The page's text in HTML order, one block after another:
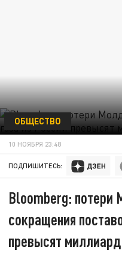
ОБЩЕСТВО
10 НОЯБРЯ 23:48
ПОДПИШИТЕСЬ:
Bloomberg: потери
сокращения
превысят